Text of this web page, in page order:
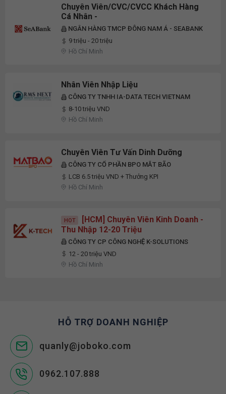
Chuyên Viên/CVC/CVCC Khách Hàng
Cá Nhân -
NGÂN HÀNG TMCP ĐÔNG NAM Á - SEABANK
9 triệu - 20 triệu
Hồ Chí Minh
Nhân Viên Nhập Liệu
CÔNG TY TNHH IA-DATA TECH VIETNAM
8-10 triệu VND
Hồ Chí Minh
Chuyên Viên Tư Vấn Dinh Dưỡng
CÔNG TY CỔ PHẦN BPO MẮT BÃO
LCB 6.5 triệu VND + Thưởng KPI
Hồ Chí Minh
HOT
[HCM] Chuyên Viên Kinh Doanh -
Thu Nhập 12-20 Triệu
CÔNG TY CP CÔNG NGHỆ K-SOLUTIONS
12 - 20 triệu VND
Hồ Chí Minh
HỖ TRỢ DOANH NGHIỆP
quanly@joboko.com
0962.107.888